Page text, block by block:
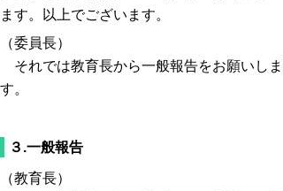
ます。以上でございます。
（委員長）
それでは教育長から一般報告をお願いしま
す。
３.一般報告
（教育長）